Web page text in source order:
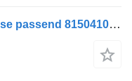
Енергоакумулятор Knorr-Bremse passend 81504109551 до тягача MAN TGA TGS TGX